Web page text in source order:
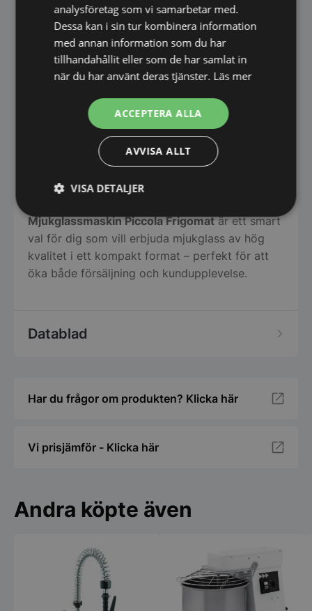
passar mjukglassmaskin Piccola perfekt för:
Restauranger
Caféer
Konditorier
Vi hjälper dig att välja rättPå Storköksbutiken
har vi erfarenhet av professionella
mjukglassmaskiner och hjälper dig gärna med
råd och vägledning. Oavsett om du behöver
hjälp att välja rätt modell eller har frågor kring
Mjukglassmaskin Piccola Frigomatär ett smart
val för dig som vill erbjuda mjukglass av hög
kvalitet i ett kompakt format – perfekt för att
öka både försäljning och kundupplevelse.
Datablad
Har du frågor om produkten? Klicka här
Vi prisjämför - Klicka här
Andra köpte även
analysföretag som vi samarbetar med.
Dessa kan i sin tur kombinera information
med annan information som du har
tillhandahållit eller som de har samlat in
när du har använt deras tjänster. Läs mer
ACCEPTERA ALLA
AVVISA ALLT
VISA DETALJER
Strikt
nödvändigt
Prestanda Inriktning
Funktioner Oklassificerade
Funktioner
Oklassificerade
och kontohantering. Webbplatsen kan inte
VISITOR_PRIVACY_METADATA